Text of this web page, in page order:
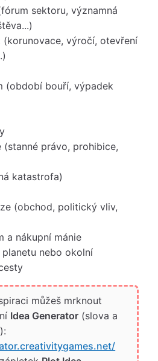
sektoru, významná
(korunovace, výročí, otevření
(období bouří, výpadek
(stanné právo, prohibice,
katastrofa)
(obchod, politický vliv,
a nákupní mánie
nebo okolní
můžeš mrknout
Idea Generator (slova a